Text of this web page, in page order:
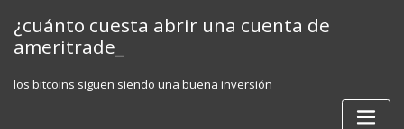
content
¿cuánto cuesta abrir una cuenta de
ameritrade_
los bitcoins siguen siendo una buena inversión